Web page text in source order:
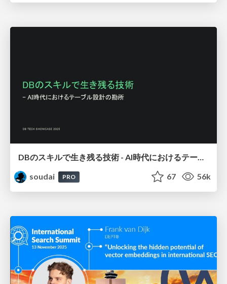
DBのスキルで生き残る技術 - AI時代におけるテーブル設計の勘所
soudai
PRO 67 56k